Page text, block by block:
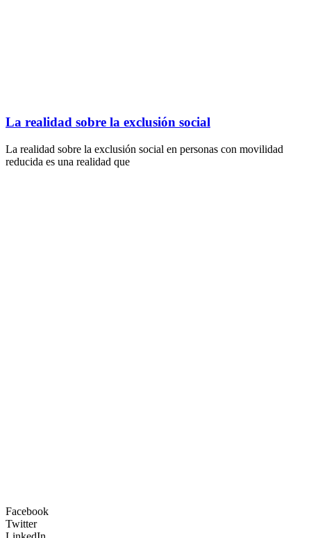
La realidad sobre la exclusión social
La realidad sobre la exclusión social en personas con movilidad
reducida es una realidad que
Facebook
Twitter